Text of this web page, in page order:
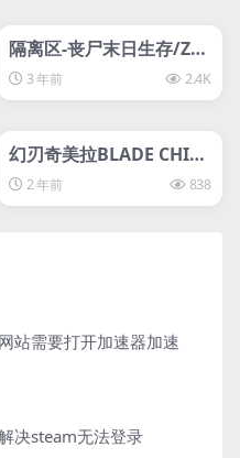
svip专属
隔离区-丧尸末日生存/ZE
D ZONE
3 年前 2.4K
svip专属
幻刃奇美拉BLADE CHIM
ERA2 年前 838
站需要打开加速器加速
决steam无法登录